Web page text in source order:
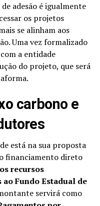
adesão é igualmente
os projetos
se alinham aos
Uma vez formalizado
a entidade
do projeto, que será
carbono e
está na sua proposta
financiamento direto
recursos
Fundo Estadual de
servirá como